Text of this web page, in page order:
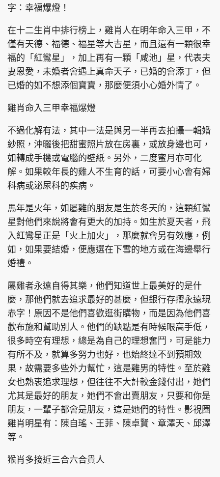
東周刊
PCM 電腦廣場 星島頭條 星島日報
頭條日報
親子王 Oh!爸媽 JobMarket
頭條搵工 EDUPLUS
關於我們
隱私政策聲明
使用條款
Copyright © 東周網 版權所有 . 不得轉載
©Eastweek.com.hk. All rights reserved.
字：幸福爆燈！
在十二生肖中排行榜上，雞肖人在明年命入三甲，不
僅有天德、福德、福星等大吉星，而且還有一顆很幸
福的「紅鸞星」，加上再有一顆「咸池」星，代表夫
妻恩愛，未婚者會遇上真命天子，已婚的會添丁，但
已婚的如不想添個寶寶，那麼便須小心婚外情了。
雞肖命入三甲幸福爆燈
不過化解有法，其中一法是與另一半再去拍攝一輯婚
紗照，沖曬後把甜蜜照片放在房裏，或放身邊也可，
如轉成手機或電腦的壁紙。另外，二度蜜月亦可化
解。如果較年長的雞人不生育的話，可要小心會有婦
科病或泌尿科的疾病。
馬年是火年，如屬雞的朋友是生於冬天的，這顆紅鸞
星對他們來說將會有更大的加持。如生於夏天者，飛
入紅鸞星正是「火上加火」，那麼就會另有效應，例
如，如果要結婚，便應選在下雪的地方或在海邊舉行
婚禮。
屬雞者永遠自得其樂，他們知道世上最美好的是什
麼，那他們就去追求最好的甚麼，但銀行存摺永遠現
赤字！原因不是他們喜歡逛街購物，而是因為他們喜
歡布施和幫助別人。他們的缺點是有時候眼高手低，
很多時空有理想，總是為自己的理想奮鬥，可是能力
有所不及，就算多努力也好，也始終達不到預期效
果，故需要多些外力幫忙，這是雞男的特性。至於雞
女也熱衷追求理想，但往往不大計較金錢付出，她們
尤其是最好的朋友，她們不會出賣朋友，只要和你是
朋友，一輩子都會是朋友，這是她們的特性。影視圈
雞肖明星有：陳自瑤、王菲、陳卓賢、章澤天、邱澤
等。
猴肖多接近三合六合貴人